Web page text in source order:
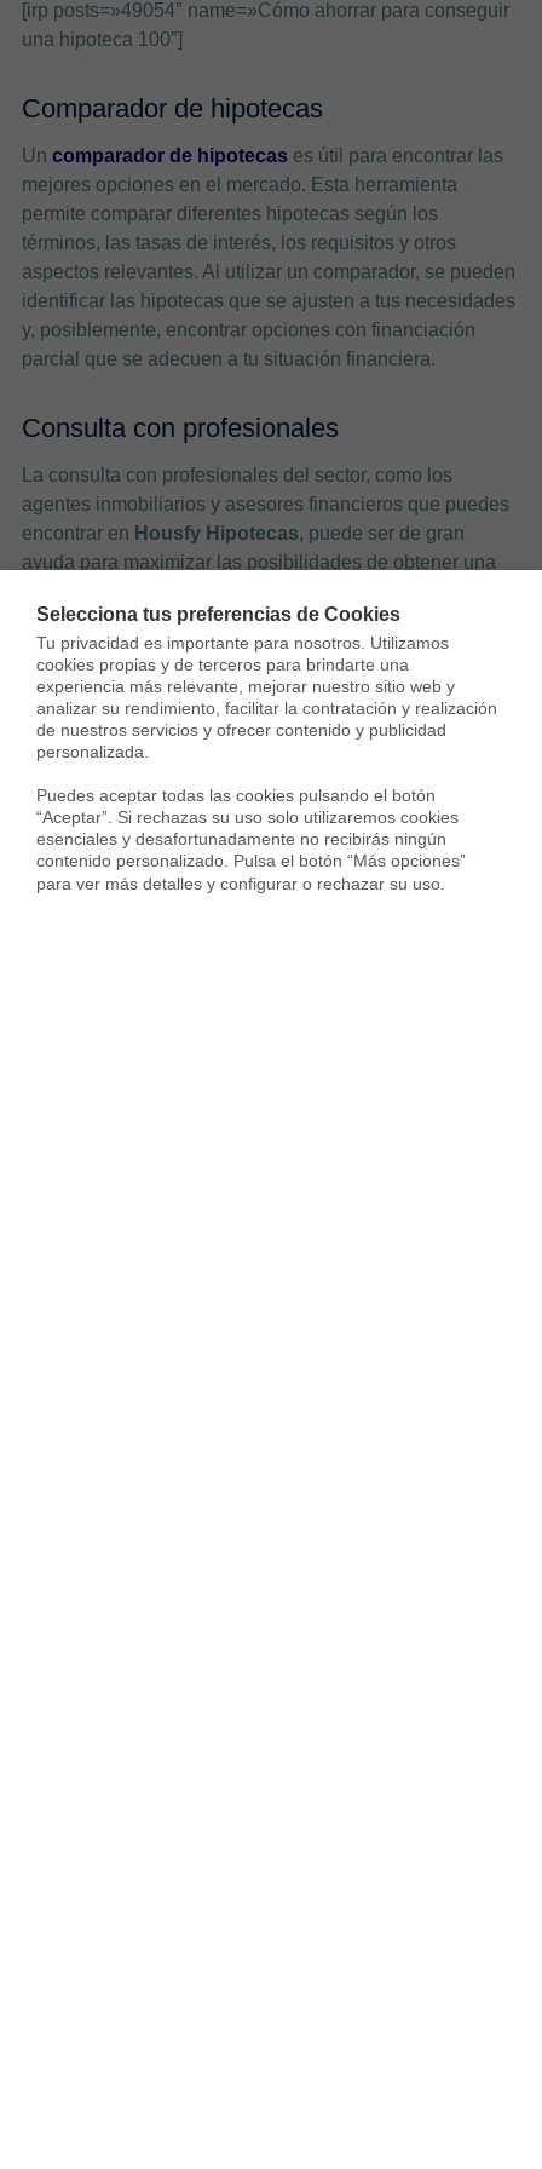
[irp posts=»49054″ name=»Cómo ahorrar para conseguir
una hipoteca 100″]
Comparador de hipotecas
Un comparador de hipotecas es útil para encontrar las
mejores opciones en el mercado. Esta herramienta
permite comparar diferentes hipotecas según los
términos, las tasas de interés, los requisitos y otros
aspectos relevantes. Al utilizar un comparador, se pueden
identificar las hipotecas que se ajusten a tus necesidades
y, posiblemente, encontrar opciones con financiación
parcial que se adecuen a tu situación financiera.
Consulta con profesionales
La consulta con profesionales del sector, como los
agentes inmobiliarios y asesores financieros que puedes
encontrar en Housfy Hipotecas, puede ser de gran
ayuda para maximizar las posibilidades de obtener una
Selecciona tus preferencias de Cookies
Tu privacidad es importante para nosotros. Utilizamos
cookies propias y de terceros para brindarte una
experiencia más relevante, mejorar nuestro sitio web y
analizar su rendimiento, facilitar la contratación y realización
de nuestros servicios y ofrecer contenido y publicidad
personalizada.
Puedes aceptar todas las cookies pulsando el botón
“Aceptar”. Si rechazas su uso solo utilizaremos cookies
esenciales y desafortunadamente no recibirás ningún
contenido personalizado. Pulsa el botón “Más opciones”
para ver más detalles y configurar o rechazar su uso.